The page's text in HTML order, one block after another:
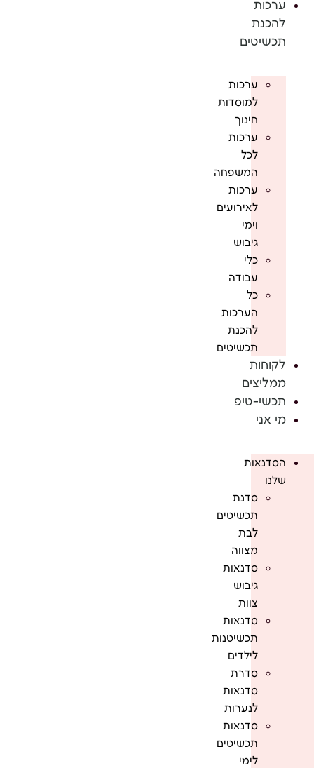
ערכות
להכנת
תכשיטים
ערכות
למוסדות
חינוך
ערכות
לכל
המשפחה
ערכות
לאירועים
וימי
גיבוש
כלי
עבודה
כל
הערכות
להכנת
תכשיטים
לקוחות
ממליצים
תכשי-טיפ
מי אני
הסדנאות
שלנו
סדנת
תכשיטים
לבת
מצווה
סדנאות
גיבוש
צוות
סדנאות
תכשיטנות
לילדים
סדרת
סדנאות
לנערות
סדנאות
תכשיטים
לימי